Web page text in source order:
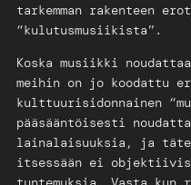
tarkemman rakenteen
“kulutusmusiikista”.
Koska musiikki
meihin on jo koodattu
kulttuurisidonnainen
pääsääntöisesti
lainalaisuuksia, ja
itsessään ei